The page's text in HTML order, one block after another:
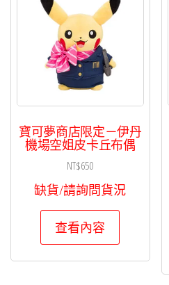
寶可夢商店限定－伊丹
機場空姐皮卡丘布偶
NT$650
缺貨/請詢問貨況
查看內容